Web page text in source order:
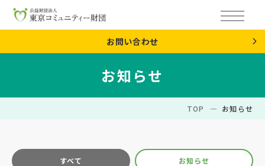
お問い合わせ
お知らせ
TOP お知らせ
すべて お知らせ